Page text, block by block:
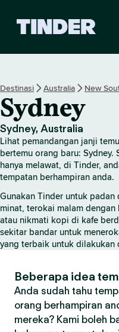
a
a
m
a
T
n
d
e
r
Destinasi Australia New
Sydney
Sydney, Australia
Lihat pemandangan janji
bertemu orang baru:
hanya melawat, di Tinder,
tempatan berhampiran anda.
Gunakan Tinder untuk
minat, terokai malam
atau nikmati kopi di kafe
sekitar bandar untuk
yang terbaik untuk dilakukan
Beberapa idea
Anda sudah tahu
orang berhampiran
mereka? Kami boleh